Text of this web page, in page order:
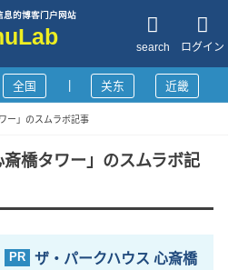
息的博客门户网站
ログイン
search
全国 关东 近畿
ー」のスムラボ記事
斎橋タワー」のスムラボ記
ザ・パークハウス 心斎橋